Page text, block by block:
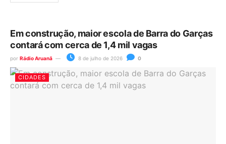
Em construção, maior escola de Barra do Garças
contará com cerca de 1,4 mil vagas
por Rádio Aruanã 8 de julho de 2026 0
CIDADES